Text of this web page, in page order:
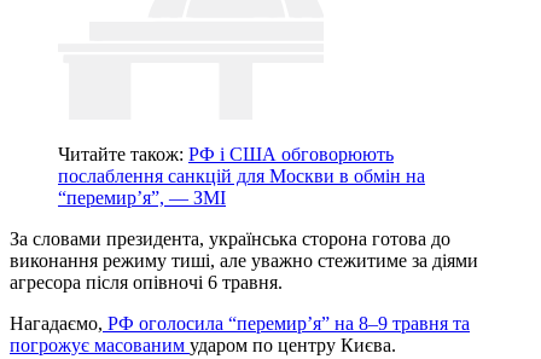
Читайте також: РФ і США обговорюють
послаблення санкцій для Москви в обмін на
“перемир’я”, — ЗМІ
За словами президента, українська сторона готова до
виконання режиму тиші, але уважно стежитиме за діями
агресора після опівночі 6 травня.
Нагадаємо, РФ оголосила “перемир’я” на 8–9 травня та
погрожує масованим ударом по центру Києва.